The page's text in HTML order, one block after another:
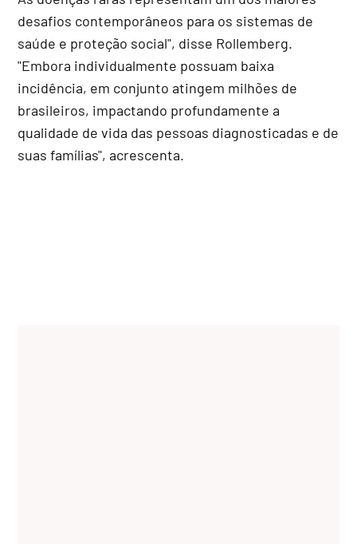
desafios contemporâneos para os sistemas de
saúde e proteção social", disse Rollemberg.
"Embora individualmente possuam baixa
incidência, em conjunto atingem milhões de
brasileiros, impactando profundamente a
qualidade de vida das pessoas diagnosticadas e de
suas famílias", acrescenta.